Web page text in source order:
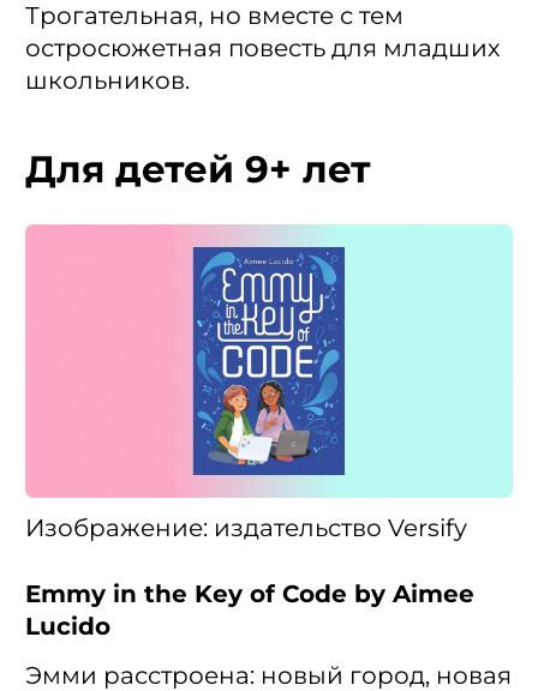
Трогательная, но вместе с тем
остросюжетная повесть для младших
школьников.
Для детей 9+ лет
Изображение: издательство Versify
Emmy in the Key of Code by Aimee
Lucido
Эмми расстроена: новый город, новая